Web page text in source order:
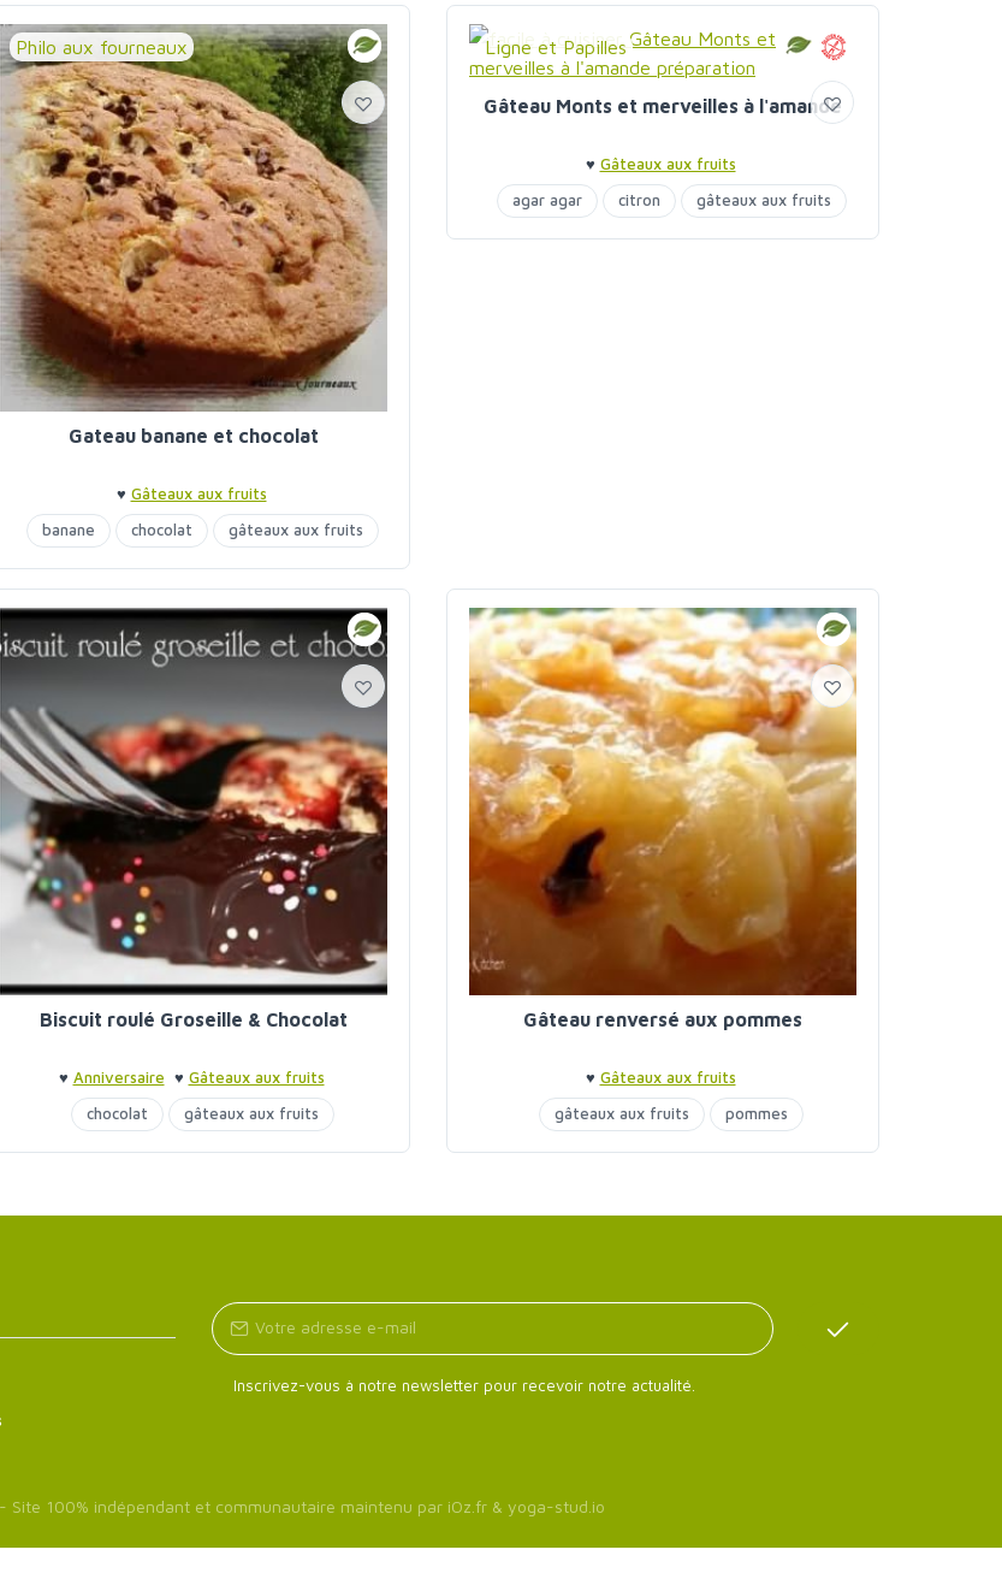
Philo aux fourneaux
Gateau banane et chocolat
♥ Gâteaux aux fruits
banane
chocolat gâteaux aux fruits
Ligne et Papilles
Gâteau Monts et merveilles à l'amande
♥ Gâteaux aux fruits
agar agar
citron gâteaux aux fruits
pommes purée amandes
Biscuit roulé Groseille & Chocolat
♥ Anniversaire ♥ Gâteaux aux fruits
chocolat
gâteaux aux fruits
Gâteau renversé aux pommes
♥ Gâteaux aux fruits
gâteaux aux fruits
pommes
Inscrivez-vous à notre newsletter pour recevoir notre actualité.
Site 100% indépendant et communautaire maintenu par iOz.fr & yoga-stud.io